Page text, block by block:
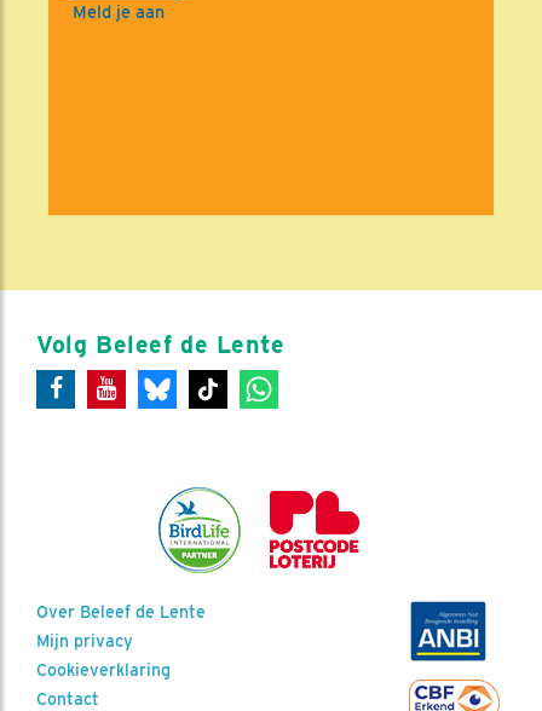
Meld je aan
Volg Beleef de Lente
Over Beleef de Lente
Mijn privacy
Cookieverklaring
Contact